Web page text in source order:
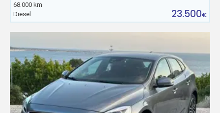
68.000 km
Diesel
23.500€